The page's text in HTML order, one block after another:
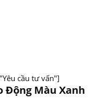
cầu tư vấn"]
Động Màu Xanh